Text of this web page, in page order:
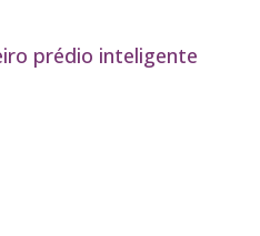
prédio inteligente